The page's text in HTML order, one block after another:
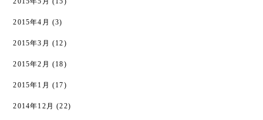
2015年4月 (3)
2015年3月 (12)
2015年2月 (18)
2015年1月 (17)
2014年12月 (22)